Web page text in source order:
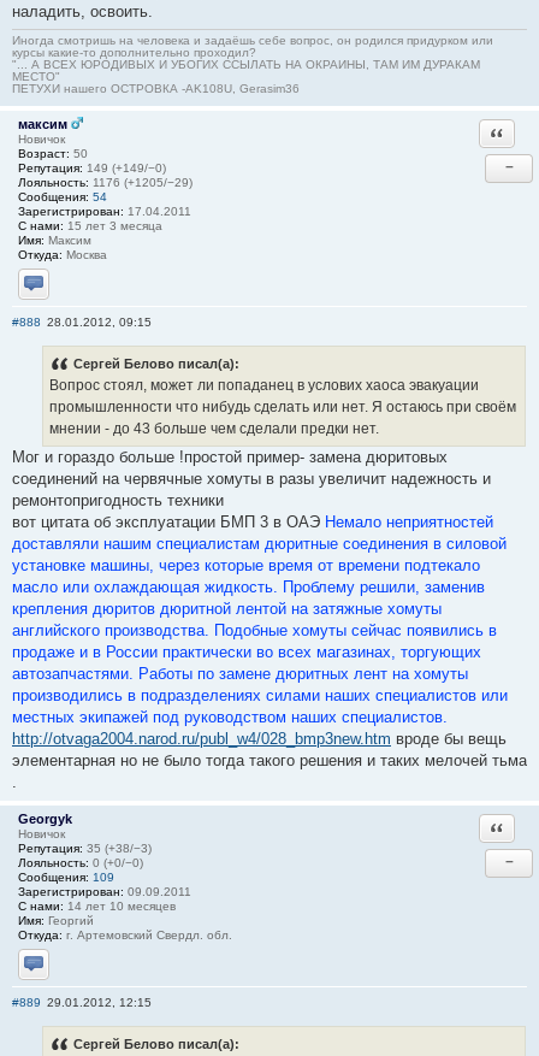
наладить, освоить.
Иногда смотришь на человека и задаёшь себе вопрос, он родился придурком или
курсы какие-то дополнительно проходил?
"... А ВСЕХ ЮРОДИВЫХ И УБОГИХ ССЫЛАТЬ НА ОКРАИНЫ, ТАМ ИМ ДУРАКАМ
МЕСТО"
ПЕТУХИ нашего ОСТРОВКА -AK108U, Gerasim36
максим
Новичок
Возраст: 50
Репутация: 149 (+149/−0)
Лояльность: 1176 (+1205/−29)
Сообщения: 54
Зарегистрирован: 17.04.2011
С нами: 15 лет 3 месяца
Имя: Максим
Откуда: Москва
Отправить личное сообщение
−
#888 28.01.2012, 09:15
Сергей Белово писал(а):
Вопрос стоял, может ли попаданец в услових хаоса эвакуации
промышленности что нибудь сделать или нет. Я остаюсь при своём
мнении - до 43 больше чем сделали предки нет.
Мог и гораздо больше !простой пример- замена дюритовых
соединений на червячные хомуты в разы увеличит надежность и
ремонтопригодность техники
вот цитата об эксплуатации БМП 3 в ОАЭ Немало неприятностей
доставляли нашим специалистам дюритные соединения в силовой
установке машины, через которые время от времени подтекало
масло или охлаждающая жидкость. Проблему решили, заменив
крепления дюритов дюритной лентой на затяжные хомуты
английского производства. Подобные хомуты сейчас появились в
продаже и в России практически во всех магазинах, торгующих
автозапчастями. Работы по замене дюритных лент на хомуты
производились в подразделениях силами наших специалистов или
местных экипажей под руководством наших специалистов.
http://otvaga2004.narod.ru/publ_w4/028_bmp3new.htm вроде бы вещь
элементарная но не было тогда такого решения и таких мелочей тьма
.
Georgyk
Новичок
Репутация: 35 (+38/−3)
Лояльность: 0 (+0/−0)
Сообщения: 109
Зарегистрирован: 09.09.2011
С нами: 14 лет 10 месяцев
Имя: Георгий
Откуда: г. Артемовский Свердл. обл.
Отправить личное сообщение
−
#889 29.01.2012, 12:15
Сергей Белово писал(а):